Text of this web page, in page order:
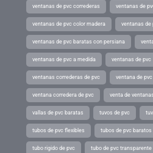
ventanas de pvc correderas ventanas de
ventanas de pvc color madera ventanas de
ventanas de pvc baratas con persiana
ventanas de pvc a medida ventanas de pvc
ventanas correderas de pvc ventana de
ventana corredera de pvc venta de
vallas de pvc baratas tuvos de pvc
tubos de pvc flexibles tubos de pvc baratos
tubo rigido de pvc tubo de pvc transparente